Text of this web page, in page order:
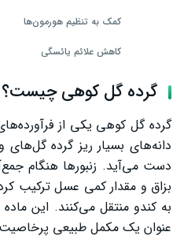
کمک به تنظیم هورمون‌ها
کاهش علائم یائسگی
افزایش انرژی و کاهش خستگی
تقویت مو و کاهش ریزش مو
کمک به سلامت استخوان‌ها
ترکیبات و ارزش غذایی گرده
نتیجه گیری
گرده گل کوهی چیست؟
گرده گل کوهی یکی از
دانه‌های بسیار ریز گرده
دست می‌آید. زنبورها هنگام
بزاق و مقدار کمی عسل ترکیب
به کندو منتقل می‌کنند. این
عنوان یک مکمل طبیعی